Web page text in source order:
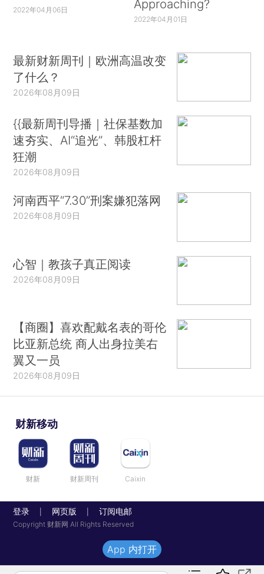
2022年04月06日
Approaching?
2022年04月01日
最新财新周刊｜欧洲高温改变
了什么？
2026年08月09日
{{最新周刊导播｜社保基数加
速夯实、AI“追光”、韩股杠杆
狂潮
2026年08月09日
河南西平“7.30”刑案嫌犯落网
2026年08月09日
心智｜教孩子真正阅读
2026年08月09日
【商圈】喜欢配戴名表的哥伦
比亚新总统 商人出身拉美右
翼又一员
2026年08月09日
财新移动
财新 财新周刊 Caixin
登录 网页版 订阅电邮
Copyright 财新网 All Rights Reserved
App 内打开